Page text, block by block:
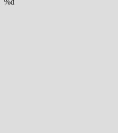
%d